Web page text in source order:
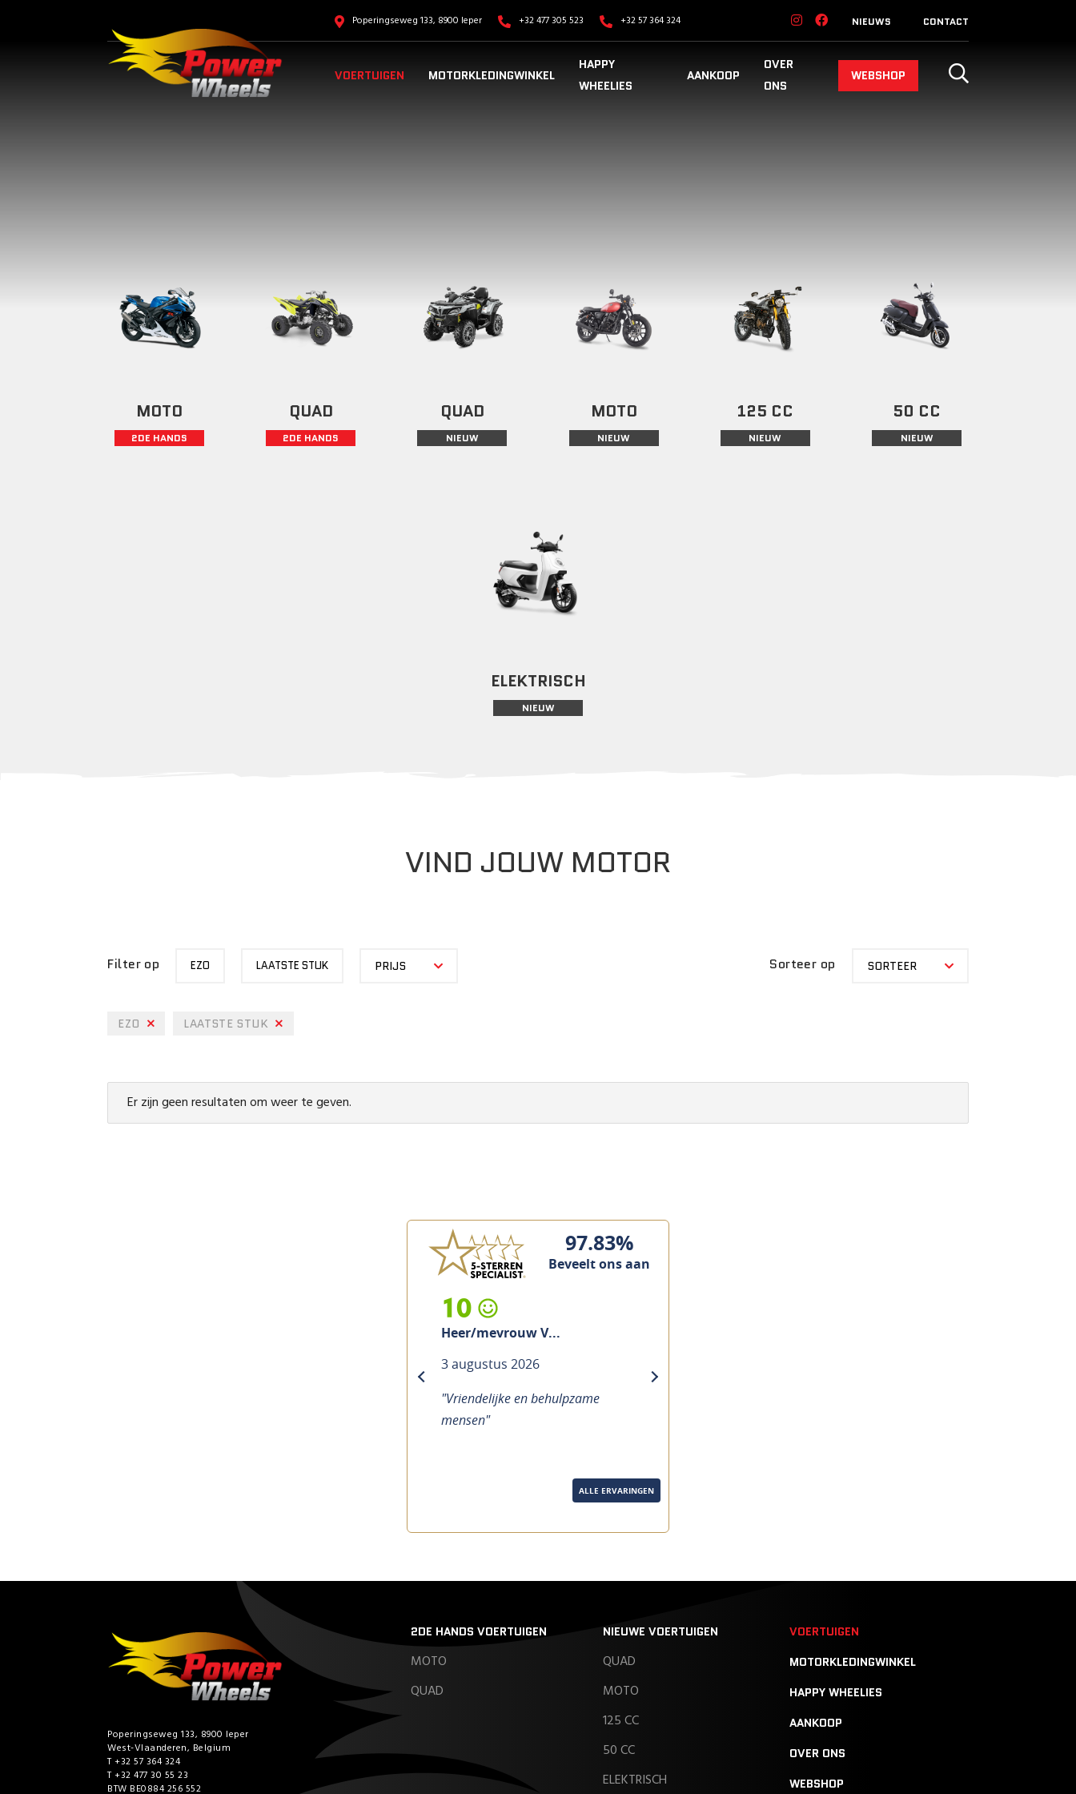
Poperingseweg 133, 8900 Ieper +32 477 305 523 +32 57 364 324 NIEUWS CONTACT
VOERTUIGEN MOTORKLEDINGWINKEL
HAPPY
WHEELIES
AANKOOP
OVER
ONS
WEBSHOP
VOERTUIGEN
MOTO
2DE HANDS
QUAD
2DE HANDS
QUAD
NIEUW
MOTO
NIEUW
125 CC
NIEUW
50 CC
NIEUW
ELEKTRISCH
NIEUW
VIND JOUW MOTOR
Filter op EZO LAATSTE STUK PRIJS Sorteer op SORTEER
EZO LAATSTE STUK
Er zijn geen resultaten om weer te geven.
97.83%
Beveelt ons aan
10
Heer/mevrouw V...
3 augustus 2026
"Vriendelijke en behulpzame
mensen"
next
ALLE ERVARINGEN
Poperingseweg 133, 8900 Ieper
West-Vlaanderen, Belgium
T +32 57 364 324
T +32 477 30 55 23
BTW BE0884 256 552
2DE HANDS VOERTUIGEN
MOTO
QUAD
NIEUWE VOERTUIGEN
QUAD
MOTO
125 CC
50 CC
ELEKTRISCH
VOERTUIGEN
MOTORKLEDINGWINKEL
HAPPY WHEELIES
AANKOOP
OVER ONS
WEBSHOP